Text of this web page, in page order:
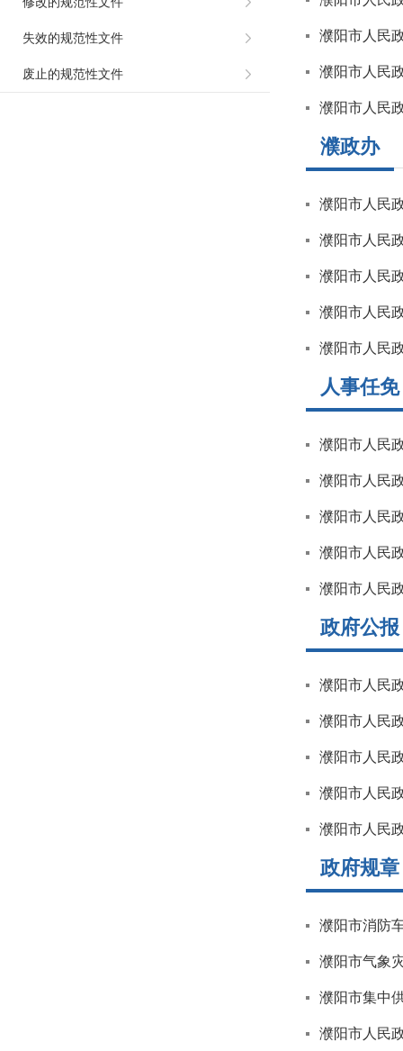
失效的规范性文件
废止的规范性文件
濮阳市人民
濮阳市人民
濮阳市人民
濮政办
濮阳市人民
濮阳市人民政
濮阳市人民
濮阳市人民
濮阳市人民
人事任免
濮阳市人民
濮阳市人民
濮阳市人民
濮阳市人民
濮阳市人民
政府公报
濮阳市人民
濮阳市人民
濮阳市人民
濮阳市人民
濮阳市人民
政府规章
濮阳市消防
濮阳市气象
濮阳市集中
濮阳市人民